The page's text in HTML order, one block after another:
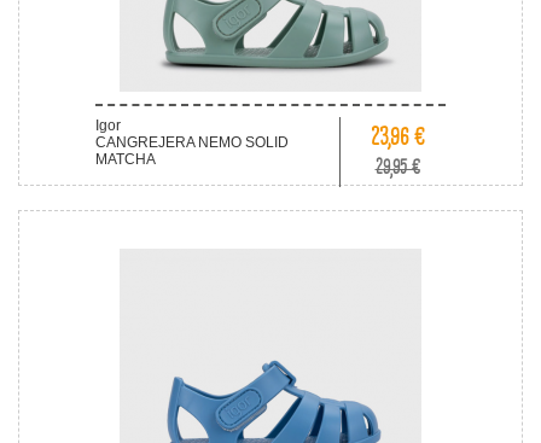
Igor
CANGREJERA NEMO SOLID
MATCHA
23,96 €
29,95 €